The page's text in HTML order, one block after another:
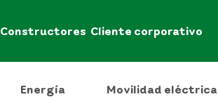
Constructores Cliente corporativo
Energía
Movilidad eléctrica